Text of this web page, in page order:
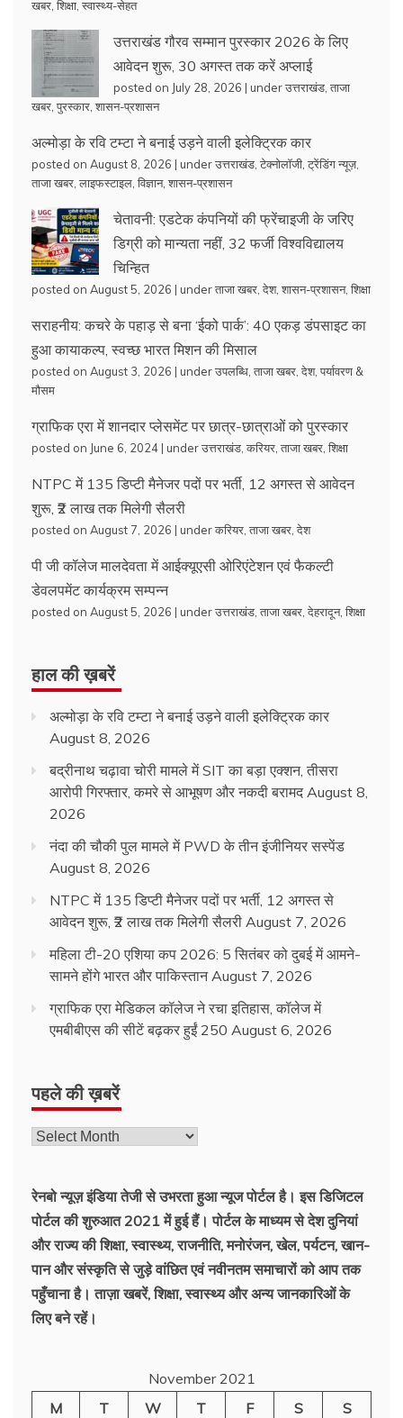
खबर शिक्षा स्वास्थ्य-सेहत
उत्तराखंड गौरव सम्मान पुरस्कार 2026 के लिए
आवेदन शुरू, 30 अगस्त तक करें अप्लाई
posted on July 28, 2026 | underउत्तराखंड ताजा
खबर पुरस्कार शासन-प्रशासन
अल्मोड़ा के रवि टम्टा ने बनाई उड़ने वाली इलेक्ट्रिक कार
posted on August 8, 2026 | underउत्तराखंड टेक्नोलॉजी ट्रेंडिंग न्यूज़,
ताजा खबर लाइफस्टाइल विज्ञान, शासन-प्रशासन
चेतावनी: एडटेक कंपनियों की फ्रेंचाइजी के जरिए
डिग्री को मान्यता नहीं, 32 फर्जी विश्वविद्यालय
चिन्हित
posted on August 5, 2026 | underताजा खबर देश, शासन-प्रशासन, शिक्षा
सराहनीय: कचरे के पहाड़ से बना ‘ईको पार्क’: 40 एकड़ डंपसाइट का
हुआ कायाकल्प, स्वच्छ भारत मिशन की मिसाल
posted on August 3, 2026 | underउपलब्धि ताजा खबर देश, पर्यावरण &
मौसम
ग्राफिक एरा में शानदार प्लेसमेंट पर छात्र-छात्राओं को पुरस्कार
posted on June 6, 2024 | underउत्तराखंड करियर ताजा खबर शिक्षा
NTPC में 135 डिप्टी मैनेजर पदों पर भर्ती, 12 अगस्त से आवेदन
शुरू, ₹2 लाख तक मिलेगी सैलरी
posted on August 7, 2026 | underकरियर ताजा खबर देश
पी जी कॉलेज मालदेवता में आईक्यूएसी ओरिएंटेशन एवं फैकल्टी
डेवलपमेंट कार्यक्रम सम्पन्न
posted on August 5, 2026 | underउत्तराखंड ताजा खबर देहरादून, शिक्षा
हाल की ख़बरें
अल्मोड़ा के रवि टम्टा ने बनाई उड़ने वाली इलेक्ट्रिक कार
August 8, 2026
बद्रीनाथ चढ़ावा चोरी मामले में SIT का बड़ा एक्शन, तीसरा
आरोपी गिरफ्तार, कमरे से आभूषण और नकदी बरामद August 8,
2026
नंदा की चौकी पुल मामले में PWD के तीन इंजीनियर सस्पेंड
August 8, 2026
NTPC में 135 डिप्टी मैनेजर पदों पर भर्ती, 12 अगस्त से
आवेदन शुरू, ₹2 लाख तक मिलेगी सैलरी August 7, 2026
महिला टी-20 एशिया कप 2026: 5 सितंबर को दुबई में आमने-
सामने होंगे भारत और पाकिस्तान August 7, 2026
ग्राफिक एरा मेडिकल कॉलेज ने रचा इतिहास, कॉलेज में
एमबीबीएस की सीटें बढ़कर हुईं 250 August 6, 2026
पहले की ख़बरें
रेनबो न्यूज़ इंडिया तेजी से उभरता हुआ न्‍यूज पोर्टल है। इस डिजिटल
पोर्टल की शुरुआत 2021 में हुई हैं। पोर्टल के माध्यम से देश दुनियां
और राज्य की शिक्षा, स्वास्थ्य, राजनीति, मनोरंजन, खेल, पर्यटन, खान-
पान और संस्कृति से जुड़े वांछित एवं नवीनतम समाचारों को आप तक
पहुँचाना है। ताज़ा खबरें, शिक्षा, स्वास्थ्य और अन्य जानकारिओं के
लिए बने रहें।
November 2021
M
T W T F S
S